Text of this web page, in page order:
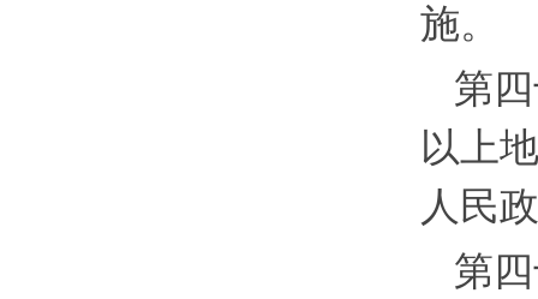
施。
第
以上
人民
第